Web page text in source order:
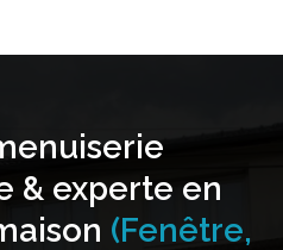
& experte en
(Fenêtre,